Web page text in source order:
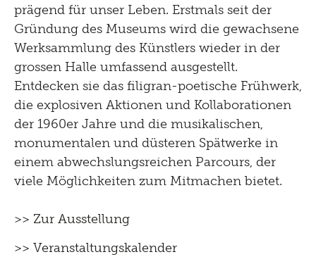
prägend für unser Leben. Erstmals seit der
Gründung des Museums wird die gewachsene
Werksammlung des Künstlers wieder in der
grossen Halle umfassend ausgestellt.
Entdecken sie das filigran-poetische Frühwerk,
die explosiven Aktionen und Kollaborationen
der 1960er Jahre und die musikalischen,
monumentalen und düsteren Spätwerke in
einem abwechslungsreichen Parcours, der
viele Möglichkeiten zum Mitmachen bietet.
>> Zur Ausstellung
>> Veranstaltungskalender